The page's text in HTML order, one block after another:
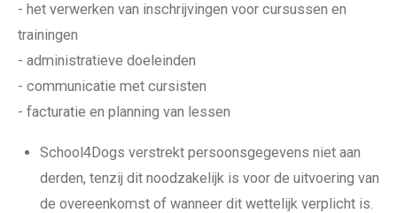
- het verwerken van inschrijvingen voor cursussen en
trainingen
- administratieve doeleinden
- communicatie met cursisten
- facturatie en planning van lessen
School4Dogs verstrekt persoonsgegevens niet aan
derden, tenzij dit noodzakelijk is voor de uitvoering van
de overeenkomst of wanneer dit wettelijk verplicht is.